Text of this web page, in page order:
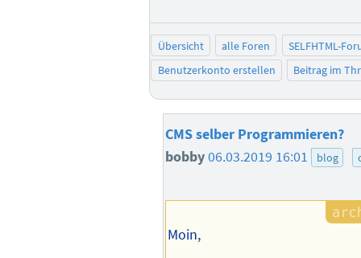
Übersicht alle Foren
SELFHTML-
Benutzerkonto erstellen
Beitrag im
CMS selber Programmieren?
bobby06.03.2019 16:01 blog
Moin,